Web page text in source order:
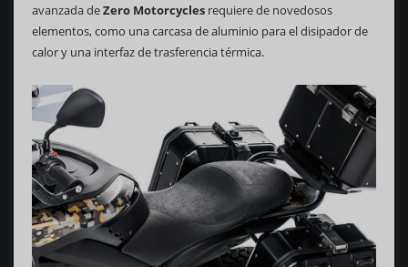
avanzada deZero Motorcycles requiere de novedosos
elementos, como una carcasa de aluminio para el disipador de
calor y una interfaz de trasferencia térmica.